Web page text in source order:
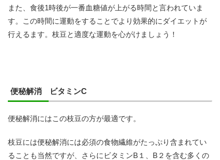
また、食後1時後が一番血糖値が上がる時間と言われていま
す。この時間に運動をすることでより効果的にダイエットが
行えるます。枝豆と適度な運動を心がけましょう！
便秘解消 ビタミンC
便秘解消にはこの枝豆の方が最適です。
枝豆には便秘解消には必須の食物繊維がたっぷり含まれてい
ることも当然ですが、さらにビタミンB１、B２を含む多くの